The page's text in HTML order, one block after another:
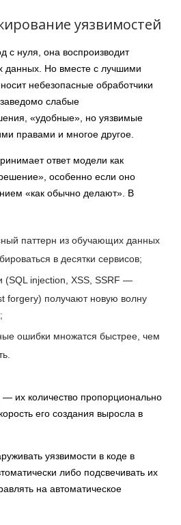
уязвимостей
с нуля, она воспроизводит
данных. Но вместе с лучшими
небезопасные обработчики
слабые
«удобные», но уязвимые
правами и многое другое.
ответ модели как
особенно если оно
«как обычно делают». В
паттерн из обучающих данных
в десятки сервисов;
(SQL injection, XSS, SSRF —
forgery) получают новую волну
ошибки множатся быстрее, чем
их количество пропорционально
его создания выросла в
уязвимости в коде в
либо подсвечивать их
на автоматическое